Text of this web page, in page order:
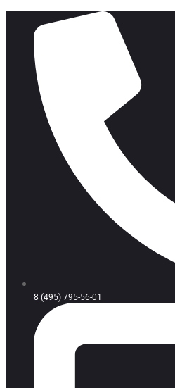
8 (495) 795-56-01